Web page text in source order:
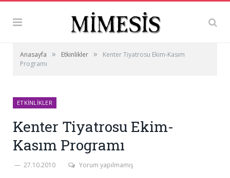
Anasayfa » Etkinlikler »
Kenter Tiyatrosu Ekim-Kasım
Programı
ETKINLIKLER
Kenter Tiyatrosu Ekim-
Kasım Programı
27.10.2010 Yorum yapılmamış